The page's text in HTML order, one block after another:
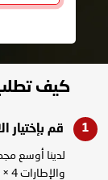
كيف
قم بإختيار
لدينا أوسع
والإطارات 4 × 4 وإطارات مركبات فان / بيك آب.